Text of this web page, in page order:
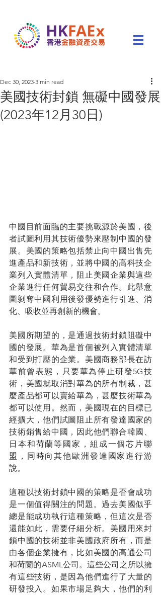
美國技術封鎖 無礙中國發展
(2023年12月30日)
Dec 30, 2023 3 min read
中國目前面臨的主要挑戰源於美國，後
者試圖利用其技術優勢來壓制中國的發
展。美國的策略包括禁止向中國出售先
進產品和新技術，並將中國的高科技企
業列入實體清單，阻止美國企業與這些
企業進行任何貿易交往和合作。此舉意
圖剝奪中國利用後發優勢進行引進、消
化、吸收並再創新的機會。
美國所期望的，是通過技術封鎖阻礙中
國的發展。華為是首個被列入實體清單
和受到打壓的企業。美國商務部長在訪
華前曾表態，只要華為停止研發5G技
術，美國就取消對華為的所有制裁，甚
麼產品都可以賣給華為，甚麼技術華為
都可以使用。然而，美國現在的目標已
經擴大，他們試圖阻止所有發達國家的
技術銷售給中國，因此他們聯合韓國、
日本和荷蘭等國家，組成一個芯片聯
盟，同時向其他歐洲發達國家進行游
說。
這種以技術封鎖中國的策略是否會成功
是一個值得關注的問題。過去美國似乎
總是能成功執行這種策略，但這次是否
還能如此，需要仔細分析。美國用來封
鎖中國的技術並非美國政府所有，而是
由各個企業擁有，比如美國的高通公司
和荷蘭的ASML公司。這些公司之所以擁
有這些技術，是因為他們進行了大量的
研發投入。如果市場足夠大，他們的利